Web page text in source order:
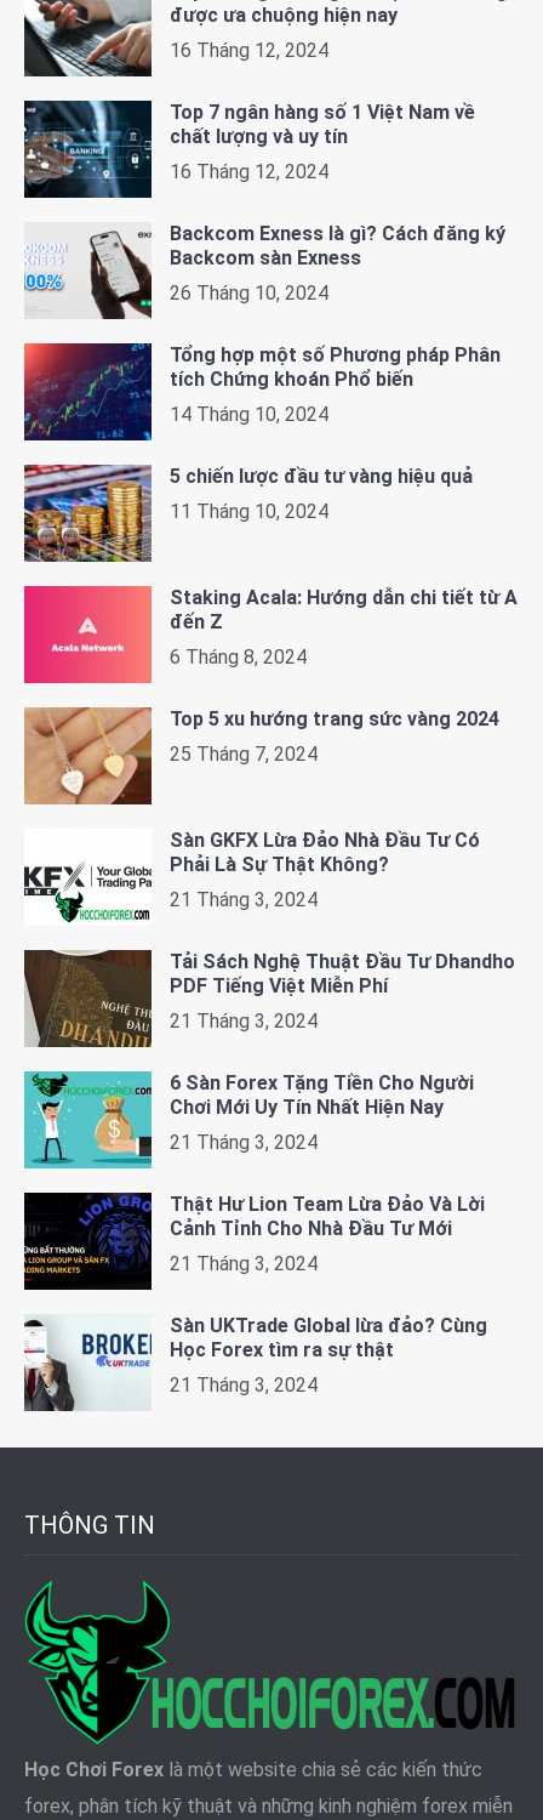
được ưa chuộng hiện nay
16 Tháng 12, 2024
Top 7 ngân hàng số 1 Việt Nam về
chất lượng và uy tín
16 Tháng 12, 2024
Backcom Exness là gì? Cách đăng ký
Backcom sàn Exness
26 Tháng 10, 2024
Tổng hợp một số Phương pháp Phân
tích Chứng khoán Phổ biến
14 Tháng 10, 2024
5 chiến lược đầu tư vàng hiệu quả
11 Tháng 10, 2024
Staking Acala: Hướng dẫn chi tiết từ A
đến Z
6 Tháng 8, 2024
Top 5 xu hướng trang sức vàng 2024
25 Tháng 7, 2024
Sàn GKFX Lừa Đảo Nhà Đầu Tư Có
Phải Là Sự Thật Không?
21 Tháng 3, 2024
Tải Sách Nghệ Thuật Đầu Tư Dhandho
PDF Tiếng Việt Miễn Phí
21 Tháng 3, 2024
6 Sàn Forex Tặng Tiền Cho Người
Chơi Mới Uy Tín Nhất Hiện Nay
21 Tháng 3, 2024
Thật Hư Lion Team Lừa Đảo Và Lời
Cảnh Tỉnh Cho Nhà Đầu Tư Mới
21 Tháng 3, 2024
Sàn UKTrade Global lừa đảo? Cùng
Học Forex tìm ra sự thật
21 Tháng 3, 2024
THÔNG TIN
Học Chơi Forex là một website chia sẻ các kiến thức
forex, phân tích kỹ thuật và những kinh nghiệm forex miễn